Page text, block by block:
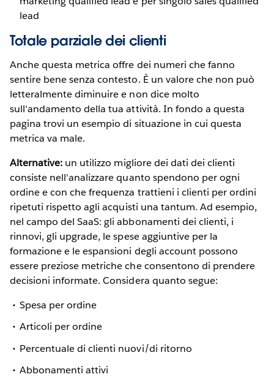
lead
Totale parziale dei clienti
Anche questa metrica offre dei numeri che fanno
sentire bene senza contesto. È un valore che non può
letteralmente diminuire e non dice molto
sull'andamento della tua attività. In fondo a questa
pagina trovi un esempio di situazione in cui questa
metrica va male.
Alternative: un utilizzo migliore dei dati dei clienti
consiste nell'analizzare quanto spendono per ogni
ordine e con che frequenza trattieni i clienti per ordini
ripetuti rispetto agli acquisti una tantum. Ad esempio,
nel campo del SaaS: gli abbonamenti dei clienti, i
rinnovi, gli upgrade, le spese aggiuntive per la
formazione e le espansioni degli account possono
essere preziose metriche che consentono di prendere
decisioni informate. Considera quanto segue:
Spesa per ordine
Articoli per ordine
Percentuale di clienti nuovi/di ritorno
Abbonamenti attivi